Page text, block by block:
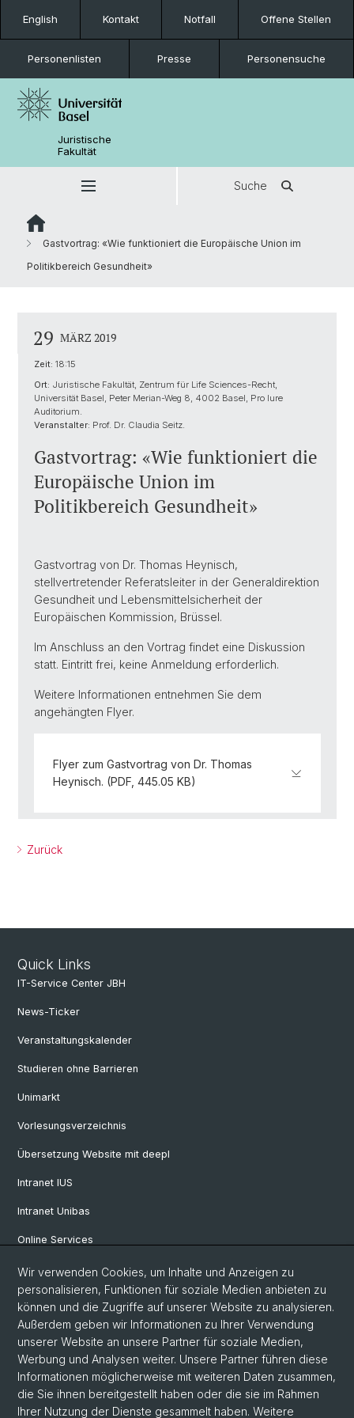
English Kontakt Notfall Offene Stellen
Personenlisten Presse Personensuche
Juristische
Fakultät
Suche
Gastvortrag: «Wie funktioniert die Europäische Union im
Politikbereich Gesundheit»
29 MÄRZ 2019
Zeit: 18:15
Ort: Juristische Fakultät, Zentrum für Life Sciences-Recht,
Universität Basel, Peter Merian-Weg 8, 4002 Basel, Pro Iure
Auditorium.
Veranstalter: Prof. Dr. Claudia Seitz.
Gastvortrag: «Wie funktioniert die
Europäische Union im
Politikbereich Gesundheit»
Gastvortrag von Dr. Thomas Heynisch,
stellvertretender Referatsleiter in der Generaldirektion
Gesundheit und Lebensmittelsicherheit der
Europäischen Kommission, Brüssel.
Im Anschluss an den Vortrag findet eine Diskussion
statt. Eintritt frei, keine Anmeldung erforderlich.
Weitere Informationen entnehmen Sie dem
angehängten Flyer.
Flyer zum Gastvortrag von Dr. Thomas
Heynisch. (PDF, 445.05 KB)
Zurück
Quick Links
IT-Service Center JBH
News-Ticker
Veranstaltungskalender
Studieren ohne Barrieren
Unimarkt
Vorlesungsverzeichnis
Übersetzung Website mit deepl
Intranet IUS
Intranet Unibas
Online Services
Social Media
Instagram
LinkedIn
Wir verwenden Cookies, um Inhalte und Anzeigen zu
personalisieren, Funktionen für soziale Medien anbieten zu
können und die Zugriffe auf unserer Website zu analysieren.
Außerdem geben wir Informationen zu Ihrer Verwendung
unserer Website an unsere Partner für soziale Medien,
Werbung und Analysen weiter. Unsere Partner führen diese
Informationen möglicherweise mit weiteren Daten zusammen,
die Sie ihnen bereitgestellt haben oder die sie im Rahmen
Ihrer Nutzung der Dienste gesammelt haben. Weitere